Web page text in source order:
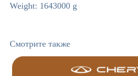
Weight: 1643000 g
Смотрите также